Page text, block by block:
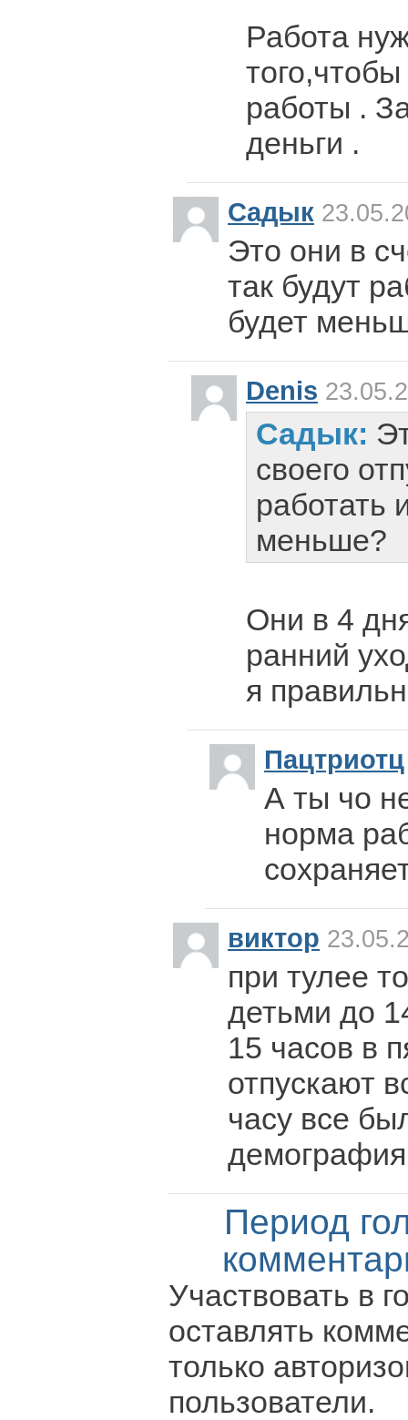
Работа
работы .
деньги .
Садык
Это они в
так будут
будет
Denis
Садык:
своего
работать
меньше?
Они в 4
ранний
я
Пацтриотц
А ты чо
норма
виктор
при тулее
детьми до
15 часов в
отпускают
часу все
Период
Участвовать в
оставлять
только
пользователи.